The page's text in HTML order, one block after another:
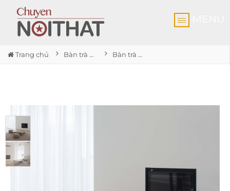
Trang chủ Bàn trà - Bàn Sofa Bàn trà HDF cao cấp